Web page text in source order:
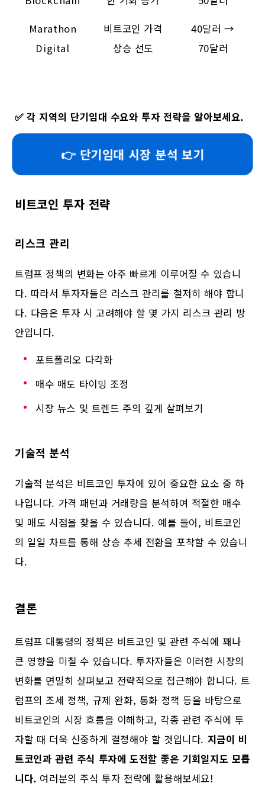
Marathon
Digital
비트코인 가격
상승 선도
40달러 →
70달러
✅각 지역의 단기임대 수요와 투자 전략을 알아보세요.
👉 단기임대 시장 분석 보기
비트코인 투자 전략
리스크 관리
트럼프 정책의 변화는 아주 빠르게 이루어질 수 있습니
다. 따라서 투자자들은 리스크 관리를 철저히 해야 합니
다. 다음은 투자 시 고려해야 할 몇 가지 리스크 관리 방
안입니다.
포트폴리오 다각화
매수 매도 타이밍 조정
시장 뉴스 및 트렌드 주의 깊게 살펴보기
기술적 분석
기술적 분석은 비트코인 투자에 있어 중요한 요소 중 하
나입니다. 가격 패턴과 거래량을 분석하여 적절한 매수
및 매도 시점을 찾을 수 있습니다. 예를 들어, 비트코인
의 일일 차트를 통해 상승 추세 전환을 포착할 수 있습니
다.
결론
트럼프 대통령의 정책은 비트코인 및 관련 주식에 꽤나
큰 영향을 미칠 수 있습니다. 투자자들은 이러한 시장의
변화를 면밀히 살펴보고 전략적으로 접근해야 합니다. 트
럼프의 조세 정책, 규제 완화, 통화 정책 등을 바탕으로
비트코인의 시장 흐름을 이해하고, 각종 관련 주식에 투
자할 때 더욱 신중하게 결정해야 할 것입니다. 지금이 비
트코인과 관련 주식 투자에 도전할 좋은 기회일지도 모릅
니다. 여러분의 주식 투자 전략에 활용해보세요!